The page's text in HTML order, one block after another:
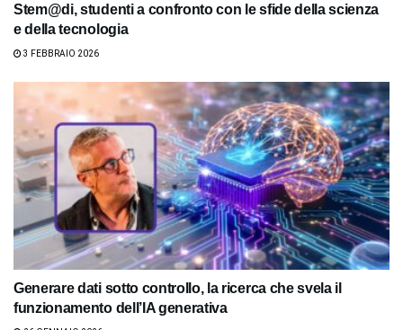
Stem@di, studenti a confronto con le sfide della scienza
e della tecnologia
3 FEBBRAIO 2026
Generare dati sotto controllo, la ricerca che svela il
funzionamento dell’IA generativa